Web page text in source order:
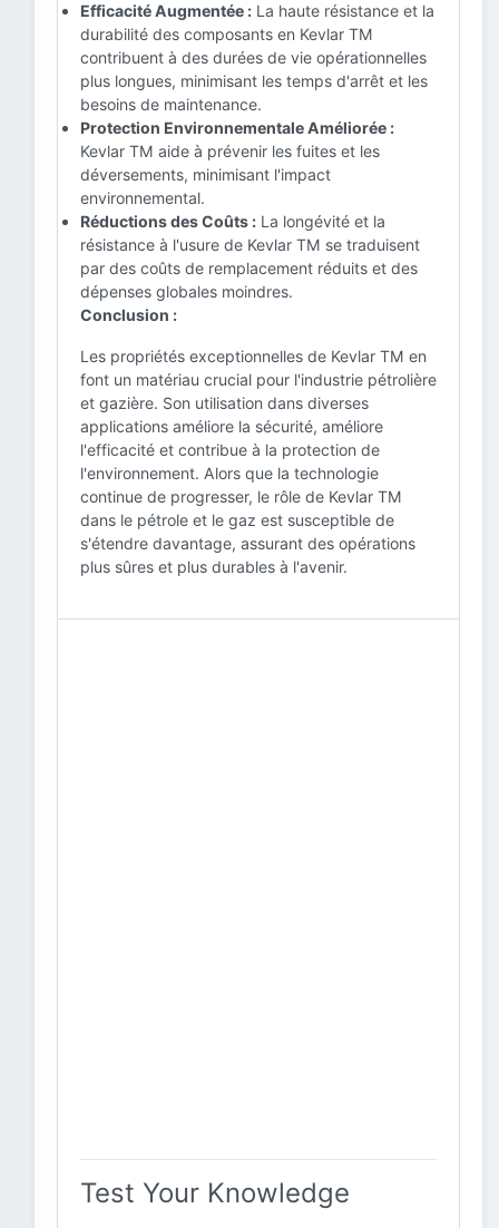
Efficacité Augmentée : La haute résistance et la
durabilité des composants en Kevlar TM
contribuent à des durées de vie opérationnelles
plus longues, minimisant les temps d'arrêt et les
besoins de maintenance.
Protection Environnementale Améliorée :
Kevlar TM aide à prévenir les fuites et les
déversements, minimisant l'impact
environnemental.
Réductions des Coûts : La longévité et la
résistance à l'usure de Kevlar TM se traduisent
par des coûts de remplacement réduits et des
dépenses globales moindres.
Conclusion :
Les propriétés exceptionnelles de Kevlar TM en
font un matériau crucial pour l'industrie pétrolière
et gazière. Son utilisation dans diverses
applications améliore la sécurité, améliore
l'efficacité et contribue à la protection de
l'environnement. Alors que la technologie
continue de progresser, le rôle de Kevlar TM
dans le pétrole et le gaz est susceptible de
s'étendre davantage, assurant des opérations
plus sûres et plus durables à l'avenir.
Test Your Knowledge